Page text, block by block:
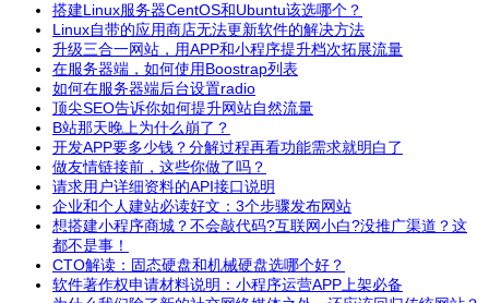
搭建Linux服务器CentOS和Ubuntu该选哪个？
Linux自带的应用商店无法更新软件的解决方法
升级三合一网站，用APP和小程序提升档次拓展流量
在服务器端，如何使用Boostrap列表
如何在服务器端后台设置radio
顶尖SEO告诉你如何提升网站自然流量
B站那天晚上为什么崩了？
开发APP要多少钱？分解过程再看功能需求就明白了
做友情链接前，这些你做了吗？
请求用户详细资料的API接口说明
企业和个人建站必读好文：3个步骤发布网站
想搭建小程序商城？不会敲代码?互联网小白?没推广渠道？这
都不是事！
CTO解读：固态硬盘和机械硬盘选哪个好？
软件著作权申请材料说明：小程序运营APP上架必备